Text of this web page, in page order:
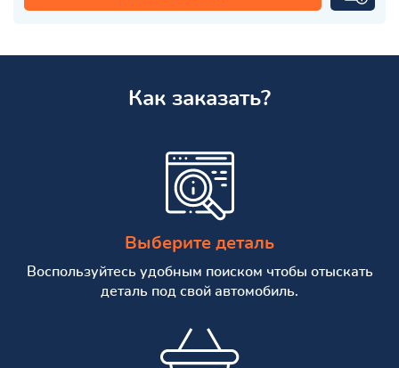
Как заказать?
Выберите деталь
Воспользуйтесь удобным поиском чтобы отыскать
деталь под свой автомобиль.